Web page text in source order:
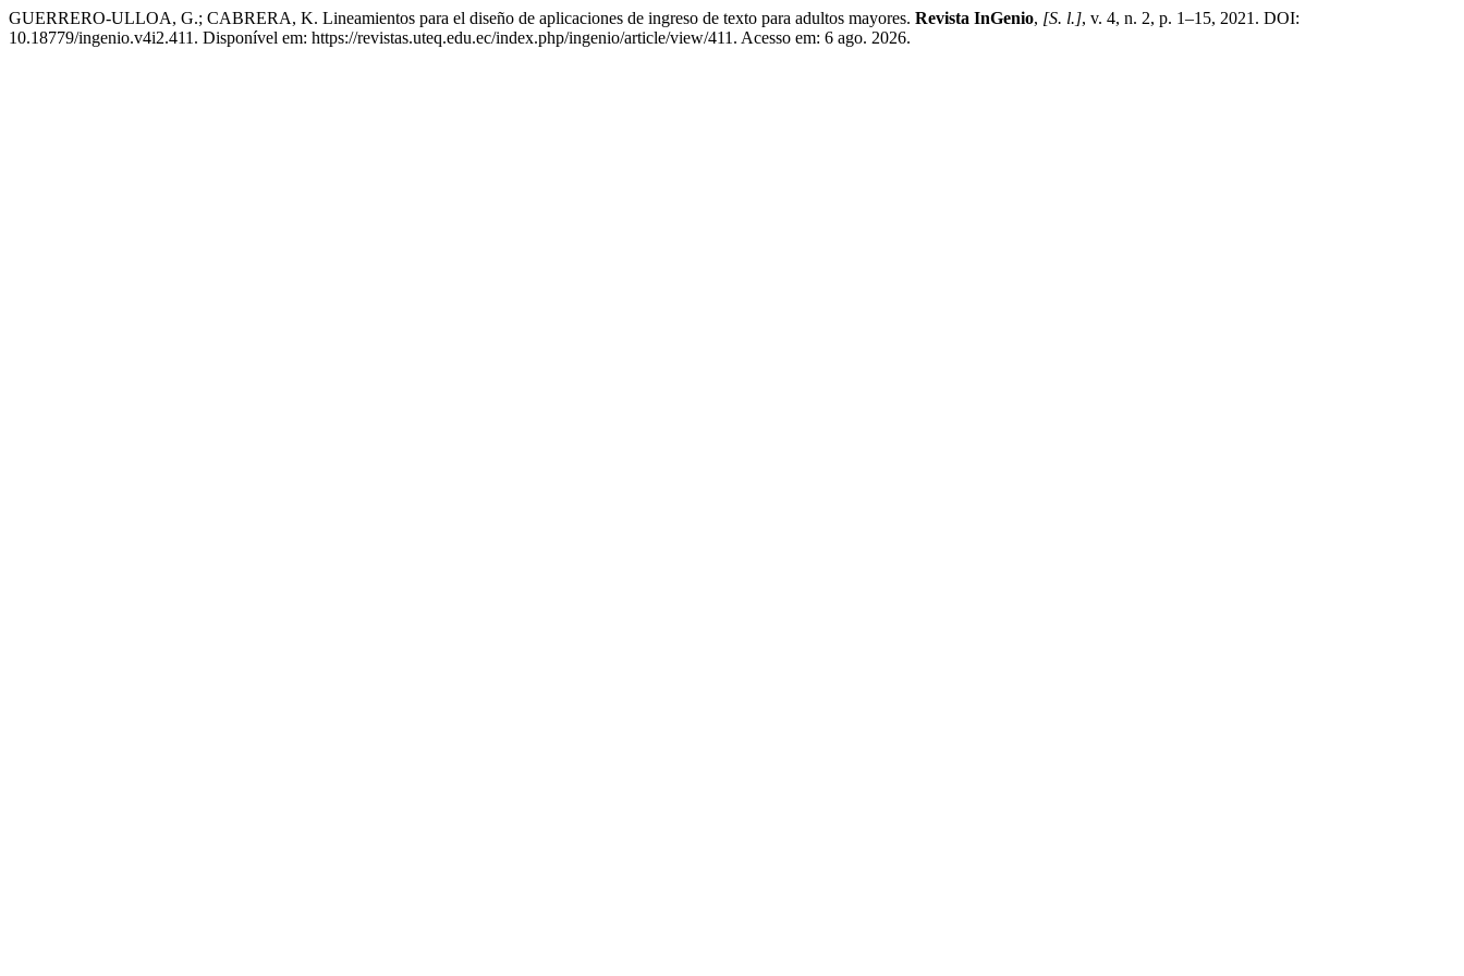
GUERRERO-ULLOA, G.; CABRERA, K. Lineamientos para el diseño de aplicaciones de ingreso de texto para adultos mayores. Revista InGenio, [S. l.], v. 4, n. 2, p. 1–15, 2021. DOI:
10.18779/ingenio.v4i2.411. Disponível em: https://revistas.uteq.edu.ec/index.php/ingenio/article/view/411. Acesso em: 6 ago. 2026.